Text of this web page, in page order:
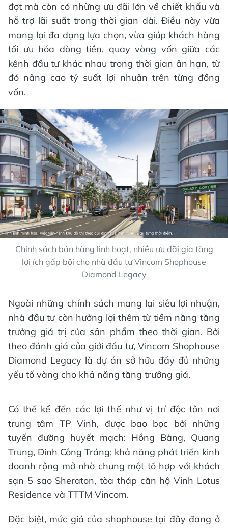
đợt mà còn có những ưu đãi lớn về chiết khấu và
hỗ trợ lãi suất trong thời gian dài. Điều này vừa
mang lại đa dạng lựa chọn, vừa giúp khách hàng
tối ưu hóa dòng tiền, quay vòng vốn giữa các
kênh đầu tư khác nhau trong thời gian ân hạn, từ
đó nâng cao tỷ suất lợi nhuận trên từng đồng
vốn.
Chính sách bán hàng linh hoạt, nhiều ưu đãi gia tăng
lợi ích gấp bội cho nhà đầu tư Vincom Shophouse
Diamond Legacy
Ngoài những chính sách mang lại siêu lợi nhuận,
nhà đầu tư còn hưởng lợi thêm từ tiềm năng tăng
trưởng giá trị của sản phẩm theo thời gian. Bởi
theo đánh giá của giới đầu tư, Vincom Shophouse
Diamond Legacy là dự án sở hữu đầy đủ những
yếu tố vàng cho khả năng tăng trưởng giá.
Có thể kể đến các lợi thế như vị trí độc tôn nơi
trung tâm TP Vinh, được bao bọc bởi những
tuyến đường huyết mạch: Hồng Bàng, Quang
Trung, Đinh Công Tráng; khả năng phát triển kinh
doanh rộng mở nhờ chung một tổ hợp với khách
sạn 5 sao Sheraton, tòa tháp căn hộ Vinh Lotus
Residence và TTTM Vincom.
Đặc biệt, mức giá của shophouse tại đây đang ở